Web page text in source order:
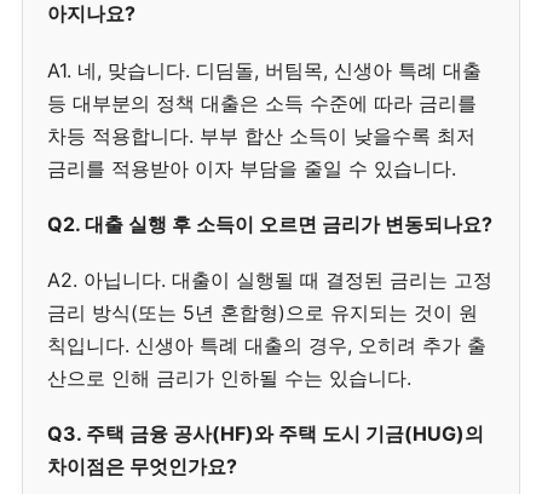
아지나요?
A1. 네, 맞습니다. 디딤돌, 버팀목, 신생아 특례 대출
등 대부분의 정책 대출은 소득 수준에 따라 금리를
차등 적용합니다. 부부 합산 소득이 낮을수록 최저
금리를 적용받아 이자 부담을 줄일 수 있습니다.
Q2. 대출 실행 후 소득이 오르면 금리가 변동되나요?
A2. 아닙니다. 대출이 실행될 때 결정된 금리는 고정
금리 방식(또는 5년 혼합형)으로 유지되는 것이 원
칙입니다. 신생아 특례 대출의 경우, 오히려 추가 출
산으로 인해 금리가 인하될 수는 있습니다.
Q3. 주택 금융 공사(HF)와 주택 도시 기금(HUG)의
차이점은 무엇인가요?